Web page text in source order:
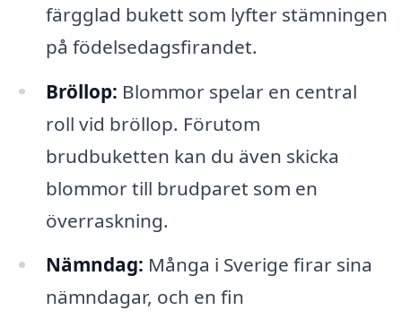
färgglad bukett som lyfter stämningen
på födelsedagsfirandet.
Bröllop: Blommor spelar en central
roll vid bröllop. Förutom
brudbuketten kan du även skicka
blommor till brudparet som en
överraskning.
Nämndag: Många i Sverige firar sina
nämndagar, och en fin